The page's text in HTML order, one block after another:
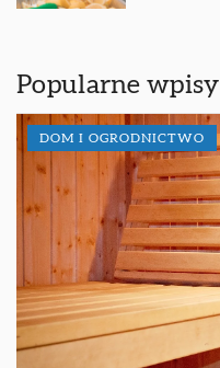
Popularne wpisy
DOM I OGRODNICTWO